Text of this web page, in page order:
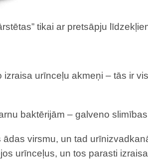
tikai ar pretsāpju
urīnceļu akmeņi – tās ir
baktērijām – galveno
virsmu, un tad
urīnceļus, un tos parasti